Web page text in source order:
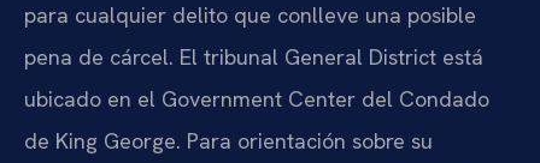
para cualquier delito que conlleve una posible
pena de cárcel. El tribunal General District está
ubicado en el Government Center del Condado
de King George. Para orientación sobre su